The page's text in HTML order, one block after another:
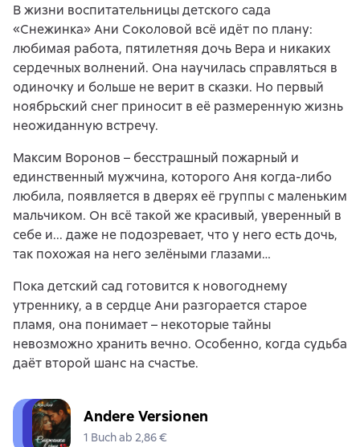
В жизни воспитательницы детского сада
«Снежинка» Ани Соколовой всё идёт по плану:
любимая работа, пятилетняя дочь Вера и никаких
сердечных волнений. Она научилась справляться в
одиночку и больше не верит в сказки. Но первый
ноябрьский снег приносит в её размеренную жизнь
неожиданную встречу.
Максим Воронов – бесстрашный пожарный и
единственный мужчина, которого Аня когда-либо
любила, появляется в дверях её группы с маленьким
мальчиком. Он всё такой же красивый, уверенный в
себе и... даже не подозревает, что у него есть дочь,
так похожая на него зелёными глазами…
Пока детский сад готовится к новогоднему
утреннику, а в сердце Ани разгорается старое
пламя, она понимает – некоторые тайны
невозможно хранить вечно. Особенно, когда судьба
даёт второй шанс на счастье.
Andere Versionen
1 Buch ab 2,86 €